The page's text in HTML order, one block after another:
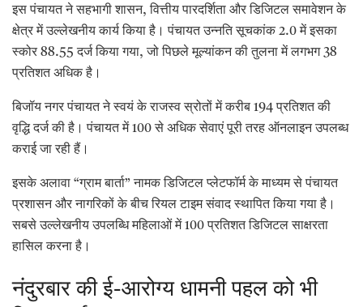
इस पंचायत ने सहभागी शासन, वित्तीय पारदर्शिता और डिजिटल समावेशन के
क्षेत्र में उल्लेखनीय कार्य किया है। पंचायत उन्नति सूचकांक 2.0 में इसका
स्कोर 88.55 दर्ज किया गया, जो पिछले मूल्यांकन की तुलना में लगभग 38
प्रतिशत अधिक है।
बिजॉय नगर पंचायत ने स्वयं के राजस्व स्रोतों में करीब 194 प्रतिशत की
वृद्धि दर्ज की है। पंचायत में 100 से अधिक सेवाएं पूरी तरह ऑनलाइन उपलब्ध
कराई जा रही हैं।
इसके अलावा “ग्राम बार्ता” नामक डिजिटल प्लेटफॉर्म के माध्यम से पंचायत
प्रशासन और नागरिकों के बीच रियल टाइम संवाद स्थापित किया गया है।
सबसे उल्लेखनीय उपलब्धि महिलाओं में 100 प्रतिशत डिजिटल साक्षरता
हासिल करना है।
नंदुरबार की ई-आरोग्य धामनी पहल को भी